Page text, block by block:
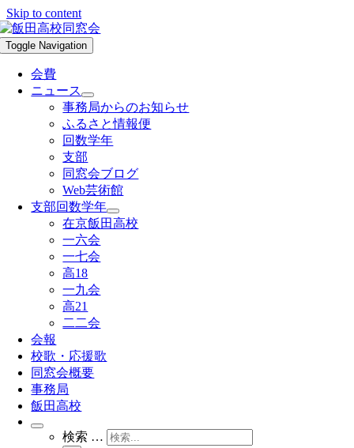
Skip to content
Toggle Navigation
会費
ニュース
事務局からのお知らせ
ふるさと情報便
回数学年
支部
同窓会ブログ
Web芸術館
支部回数学年
在京飯田高校
一六会
一七会
高18
一九会
高21
二二会
会報
校歌・応援歌
同窓会概要
事務局
飯田高校
検索 …